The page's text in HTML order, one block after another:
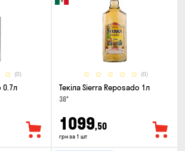
(0)
0.7л
(0)
Текіла Sierra Reposado 1л
38°
1099,50
грн за 1 шт